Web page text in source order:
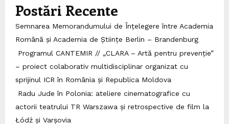
Postări Recente
Semnarea Memorandumului de Înțelegere între Academia
Română și Academia de Științe Berlin – Brandenburg
Programul CANTEMIR // „CLARA – Artă pentru prevenție”
– proiect colaborativ multidisciplinar organizat cu
sprijinul ICR în România și Republica Moldova
Radu Jude în Polonia: ateliere cinematografice cu
actorii teatrului TR Warszawa și retrospective de film la
Łódź și Varșovia